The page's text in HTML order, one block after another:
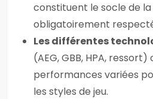
constituent le socle de
obligatoirement
Les différentes
(AEG, GBB, HPA,
performances variées
les styles de jeu.